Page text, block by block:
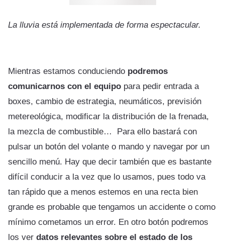
La lluvia está implementada de forma espectacular.
Mientras estamos conduciendo podremos
comunicarnos con el equipo para pedir entrada a
boxes, cambio de estrategia, neumáticos, previsión
metereológica, modificar la distribución de la frenada,
la mezcla de combustible… Para ello bastará con
pulsar un botón del volante o mando y navegar por un
sencillo menú. Hay que decir también que es bastante
difícil conducir a la vez que lo usamos, pues todo va
tan rápido que a menos estemos en una recta bien
grande es probable que tengamos un accidente o como
mínimo cometamos un error. En otro botón podremos
los ver datos relevantes sobre el estado de los